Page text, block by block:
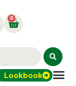
0
Lookbook